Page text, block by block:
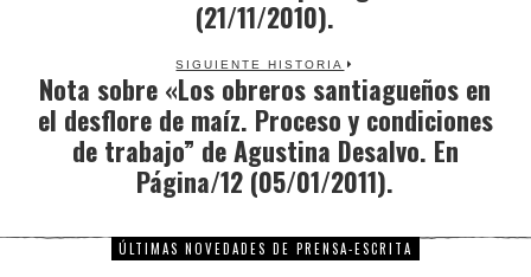
(21/11/2010).
SIGUIENTE HISTORIA
Next
post:
Nota sobre «Los obreros santiagueños en
el desflore de maíz. Proceso y condiciones
de trabajo” de Agustina Desalvo. En
Página/12 (05/01/2011).
ÚLTIMAS NOVEDADES DE PRENSA-ESCRITA